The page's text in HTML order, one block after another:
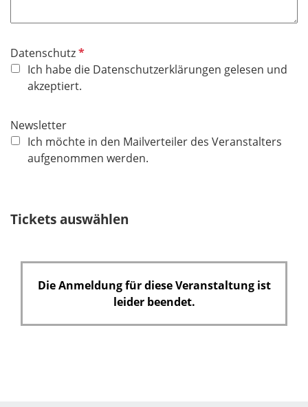
DatenschutzP
f
l
h
d
Ich habe die Datenschutzerklärungen gelesen und
akzeptiert.
Newsletter
Ich möchte in den Mailverteiler des Veranstalters
aufgenommen werden.
Tickets auswählen
Die Anmeldung für diese Veranstaltung ist
leider beendet.